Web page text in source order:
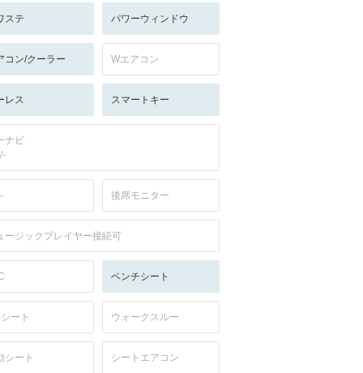
ステ パワーウィンドウ
コン/クーラー Wエアコン
レス スマートキー
ナビ
後席モニター
ージックプレイヤー接続可
ベンチシート
ート ウォークスルー
シート シートエアコン